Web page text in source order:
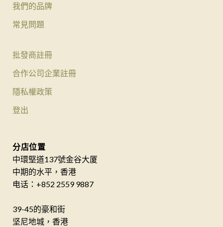
我們的品牌
常見問題
批發商註冊
合作公司企業註冊
隱私權政策
登出
分店位置
中環堅道137號金谷大厦
中期的水平，香港
电话：+852 2559 9887
39-45的豪和街
坚尼地城，香港